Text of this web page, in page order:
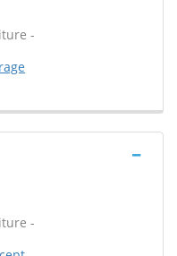
-
-